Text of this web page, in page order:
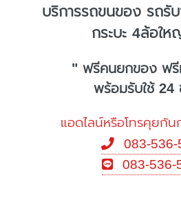
บริการรถขนของ รถรั
กระบะ 4ล้อใ
" ฟรีคนยกของ ฟ
พร้อมรับใช้ 24
แอดไลน์หรือโทรคุยกัน
083-536-
083-536-